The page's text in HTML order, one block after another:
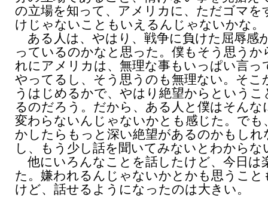
の立場を知って、アメリカに、ただゴマを
けじゃないこともいえるんじゃないかな。
ある人は、やはり、戦争に負けた屈辱感
っているのかなと思った。僕もそう思うか
れにアメリカは、無理な事もいっぱい言っ
やってるし、そう思うのも無理ない。そこ
うはじめるかで、やはり絶望からというこ
るのだろう。だから、ある人と僕はそんな
変わらないんじゃないかとも感じた。でも
かしたらもっと深い絶望があるのかもしれ
し、もう少し話を聞いてみないとわからな
他にいろんなことを話したけど、今日は
た。嫌われるんじゃないかとかも思うこと
けど、話せるようになったのは大きい。